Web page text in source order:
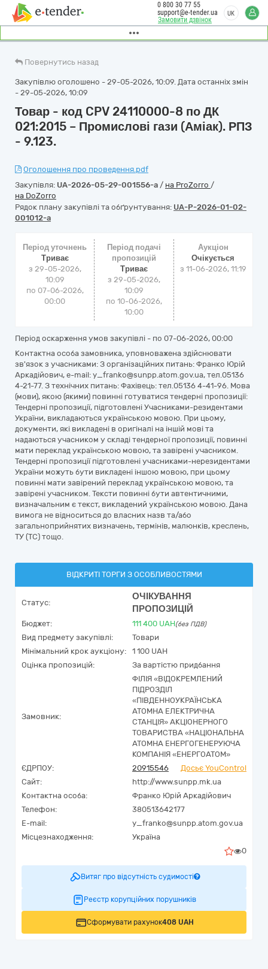
Замовити дзвінок
0 800 30 77 55
support@e-tender.ua
UK
Повернутись назад
Закупівлю оголошено - 29-05-2026, 10:09. Дата останніх змін
- 29-05-2026, 10:09
Товар - код CPV 24110000-8 по ДК
021:2015 – Промислові гази (Аміак). РПЗ
- 9.123.
Оголошення про проведення.pdf
Закупівля: UA-2026-05-29-001556-a / на ProZorro /
на DoZorro
Рядок плану закупівлі та обґрунтування: UA-P-2026-01-02-
001012-a
Період уточнень
Триває
з 29-05-2026,
10:09
по 07-06-2026,
00:00
Період подачі
пропозицій
Триває
з 29-05-2026,
10:09
по 10-06-2026,
10:00
Аукціон
Очікується
з 11-06-2026, 11:19
Період оскарження умов закупівлі - по 07-06-2026, 00:00
Контактна особа замовника, уповноважена здійснювати
зв'язок з учасниками: З організаційних питань: Франко Юрій
Аркадійович, e-mail: y_franko@sunpp.atom.gov.ua, тел.05136
4-21-77. З технічних питань: Фахівець: тел.05136 4-41-96. Мова
(мови), якою (якими) повинні готуватися тендерні пропозиції:
Тендерні пропозиції, підготовлені Учасниками-резидентами
України, викладаються українською мовою. При цьому,
документи, які викладені в оригіналі на іншій мові та
надаються учасником у складі тендерної пропозиції, повинні
мати переклад українською мовою, та завірені учасником.
Тендерні пропозиції підготовлені учасниками-нерезидентами
України можуть бути викладені іншою мовою, при цьому
повинні мати завірений переклад українською мовою, та
завірені учасником. Тексти повинні бути автентичними,
визначальним є текст, викладений українською мовою. Дана
вимога не відноситься до власних назв та/або
загальноприйнятих визначень, термінів, малюнків, креслень,
ТУ (ТС) тощо.
ВІДКРИТІ ТОРГИ З ОСОБЛИВОСТЯМИ
Статус:
ОЧІКУВАННЯ
ПРОПОЗИЦІЙ
Бюджет: 111 400 UAH(без ПДВ)
Вид предмету закупівлі:
Товари
Мінімальний крок аукціону:
1 100 UAH
Оцінка пропозицій:
За вартістю придбання
Замовник:
ФІЛІЯ «ВІДОКРЕМЛЕНИЙ
ПІДРОЗДІЛ
«ПІВДЕННОУКРАЇНСЬКА
АТОМНА ЕЛЕКТРИЧНА
СТАНЦІЯ» АКЦІОНЕРНОГО
ТОВАРИСТВА «НАЦІОНАЛЬНА
АТОМНА ЕНЕРГОГЕНЕРУЮЧА
КОМПАНІЯ «ЕНЕРГОАТОМ»
ЄДРПОУ:
20915546
Досьє YouControl
Сайт:
http://www.sunpp.mk.ua
Контактна особа:
Франко Юрій Аркадійович
Телефон:
380513642177
E-mail:
y_franko@sunpp.atom.gov.ua
Місцезнаходження:
Україна
0
Витяг про відсутність судимості
Реєстр корупційних порушників
Сформувати рахунок408 UAH